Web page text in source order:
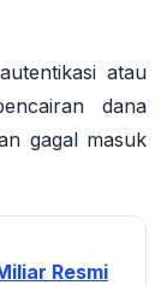
atau
dana
gagal masuk
Resmi